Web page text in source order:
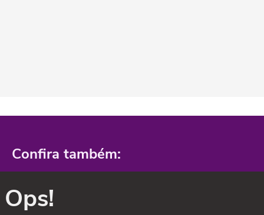
Confira também:
Ops!